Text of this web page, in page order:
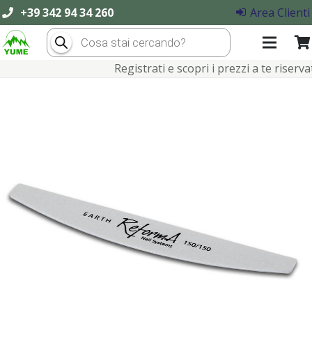
+39 342 94 34 260
Area Clienti
Products
search
Registrati e scopri i prezzi a te riservati!